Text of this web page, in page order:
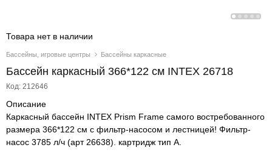
Бассейны, игровые центры Бассейны каркасные
Бассейн каркасный 366*122 см INTEX 26718
Код: 212646
Товара нет в наличии
Описание
Каркасный бассейн INTEX Prism Frame самого востребованного
размера 366*122 см с фильтр-насосом и лестницей! Фильтр-
насос 3785 л/ч (арт 26638). картридж тип А.